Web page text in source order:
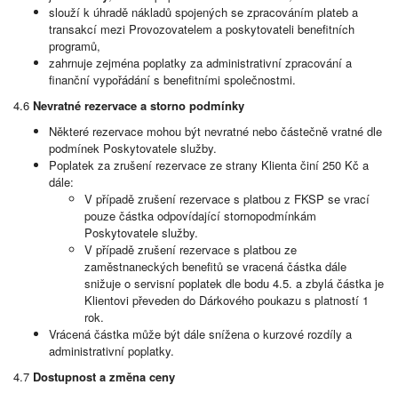
slouží k úhradě nákladů spojených se zpracováním plateb a
transakcí mezi Provozovatelem a poskytovateli benefitních
programů,
zahrnuje zejména poplatky za administrativní zpracování a
finanční vypořádání s benefitními společnostmi.
4.6 Nevratné rezervace a storno podmínky
Některé rezervace mohou být nevratné nebo částečně vratné dle
podmínek Poskytovatele služby.
Poplatek za zrušení rezervace ze strany Klienta činí 250 Kč a
dále:
V případě zrušení rezervace s platbou z FKSP se vrací
pouze částka odpovídající stornopodmínkám
Poskytovatele služby.
V případě zrušení rezervace s platbou ze
zaměstnaneckých benefitů se vracená částka dále
snižuje o servisní poplatek dle bodu 4.5. a zbylá částka je
Klientovi převeden do Dárkového poukazu s platností 1
rok.
Vrácená částka může být dále snížena o kurzové rozdíly a
administrativní poplatky.
4.7 Dostupnost a změna ceny